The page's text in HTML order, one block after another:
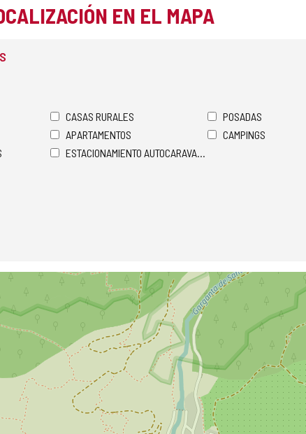
EN EL MAPA
CASAS RURALES POSADAS
APARTAMENTOS CAMPINGS
ESTACIONAMIENTO AUTOCARAVANAS